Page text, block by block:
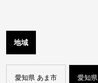
地域
愛知県 あま市 愛知県